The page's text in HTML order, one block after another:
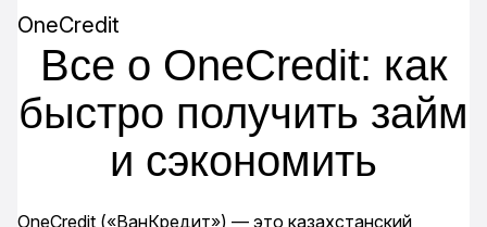
OneCredit
Все о OneCredit: как
быстро получить займ
и сэкономить
OneCredit («ВанКредит») — это казахстанский